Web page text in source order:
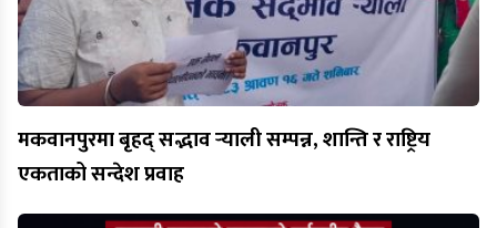
मकवानपुरमा बृहद् सद्भाव र्‍याली सम्पन्न, शान्ति र राष्ट्रिय
एकताको सन्देश प्रवाह